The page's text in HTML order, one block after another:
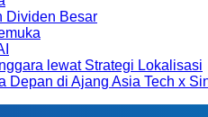
Dividen Besar
lewat Strategi Lokalisasi
di Ajang Asia Tech x